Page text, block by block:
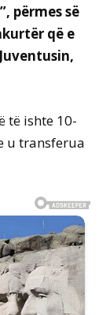
përmes së
që e
të ishte 10-
u transferua